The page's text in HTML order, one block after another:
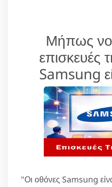
Μήπως
επισκευές
Samsung
"Οι οθόνες Samsung